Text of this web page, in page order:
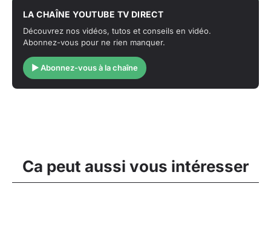
LA CHAÎNE YOUTUBE TV DIRECT
Découvrez nos vidéos, tutos et conseils en vidéo.
Abonnez-vous pour ne rien manquer.
▶ Abonnez-vous à la chaîne
Ca peut aussi vous intéresser